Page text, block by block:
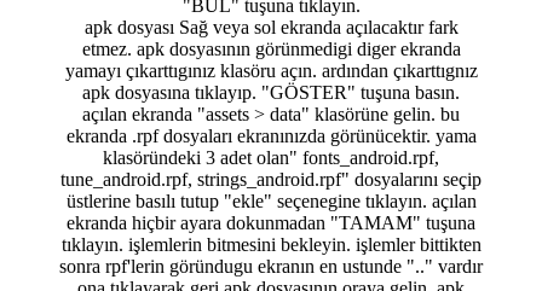
"BUL" tuşuna tıklayın.
apk dosyası Sağ veya sol ekranda açılacaktır fark
etmez. apk dosyasının görünmedigi diger ekranda
yamayı çıkarttıgınız klasöru açın. ardından çıkarttıgnız
apk dosyasına tıklayıp. "GÖSTER" tuşuna basın.
açılan ekranda "assets > data" klasörüne gelin. bu
ekranda .rpf dosyaları ekranınızda görünücektir. yama
klasöründeki 3 adet olan" fonts_android.rpf,
tune_android.rpf, strings_android.rpf" dosyalarını seçip
üstlerine basılı tutup "ekle" seçenegine tıklayın. açılan
ekranda hiçbir ayara dokunmadan "TAMAM" tuşuna
tıklayın. işlemlerin bitmesini bekleyin. işlemler bittikten
sonra rpf'lerin göründugu ekranın en ustunde ".." vardır